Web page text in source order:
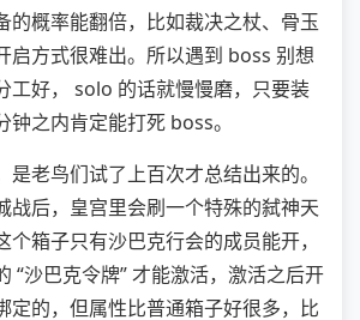
的概率能翻倍，比如裁决之杖、骨玉
启方式很难出。所以遇到 boss 别想
工好， solo 的话就慢慢磨，只要装
钟之内肯定能打死 boss。
是老鸟们试了上百次才总结出来的。
战后，皇宫里会刷一个特殊的弑神天
个箱子只有沙巴克行会的成员能开，
“沙巴克令牌” 才能激活，激活之后开
定的，但属性比普通箱子好很多，比